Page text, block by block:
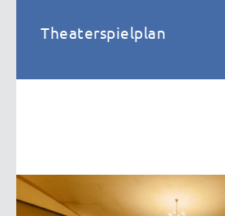
Theaterspielplan